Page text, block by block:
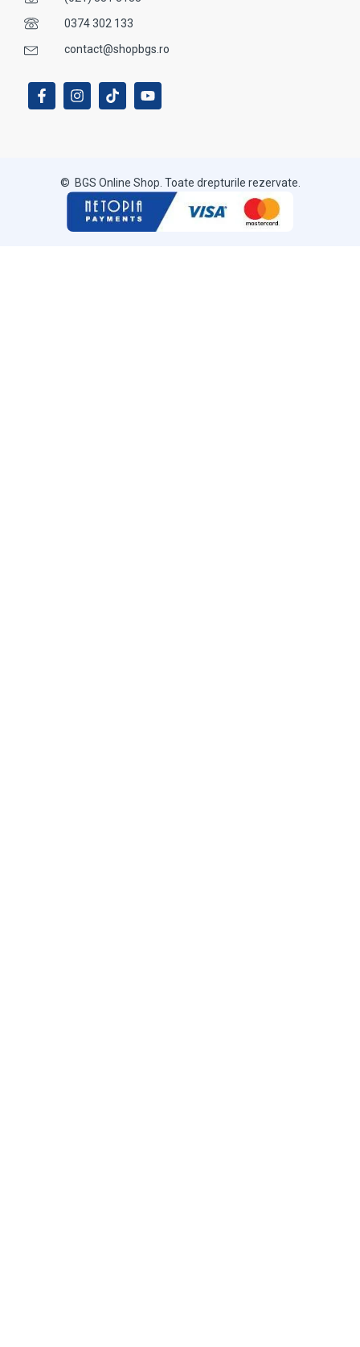
0374 302 133
contact@shopbgs.ro
© BGS Online Shop. Toate drepturile rezervate.